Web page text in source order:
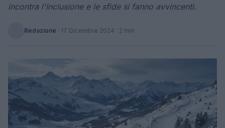
incontra l'inclusione e le sfide si fanno avvincenti.
Redazione · 17 Dicembre 2024 · 2 min